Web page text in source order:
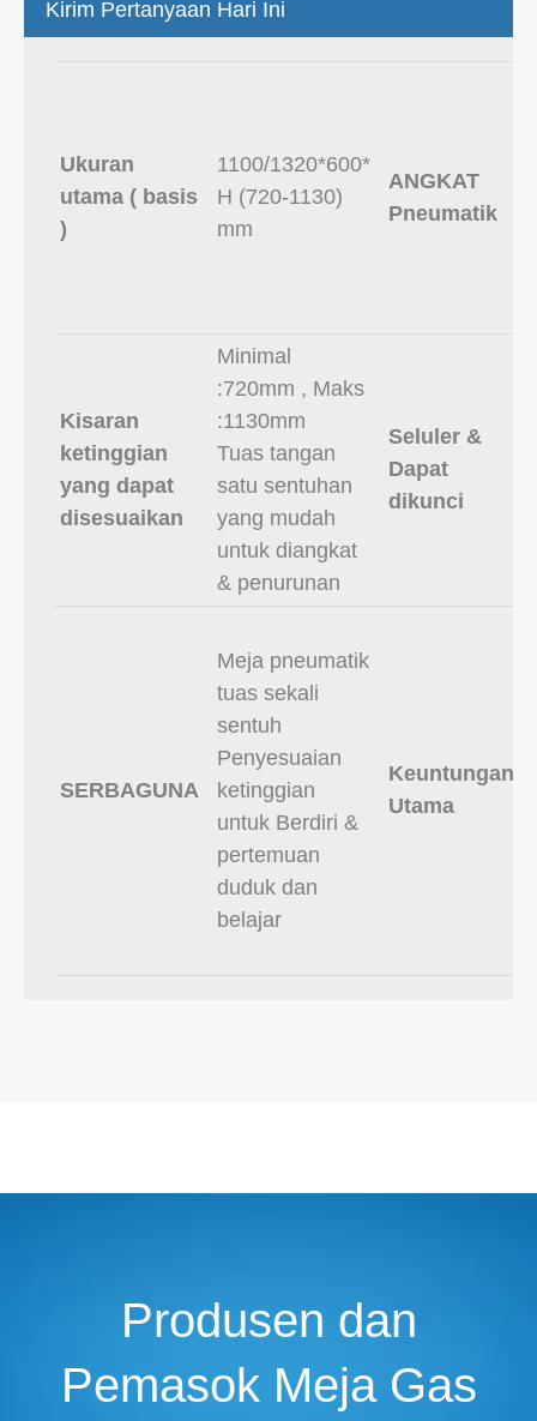
Kirim Pertanyaan Hari Ini
Ukuran
utama ( basis
)
1100/1320*600*
H (720-1130)
mm
ANGKAT
Pneumatik
Kisaran
ketinggian
yang dapat
disesuaikan
Minimal
:720mm , Maks
:1130mm
Tuas tangan
satu sentuhan
yang mudah
untuk diangkat
& penurunan
Seluler &
Dapat
dikunci
SERBAGUNA
Meja pneumatik
tuas sekali
sentuh
Penyesuaian
ketinggian
untuk Berdiri &
pertemuan
duduk dan
belajar
Keuntungan
Utama
Produsen dan
Pemasok Meja Gas